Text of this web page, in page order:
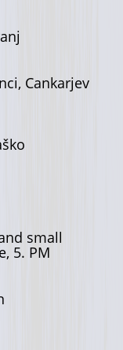
Cankarjev
small
5. PM